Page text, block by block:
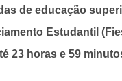
de educação
Estudantil
23 horas e 59